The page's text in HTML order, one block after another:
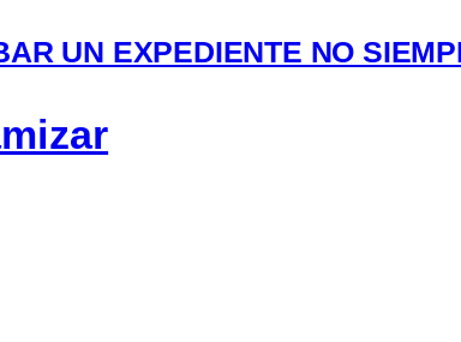
UN EXPEDIENTE NO